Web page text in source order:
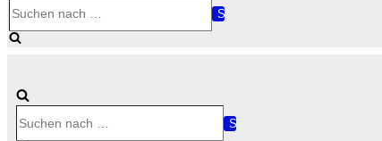
nach …
nach …